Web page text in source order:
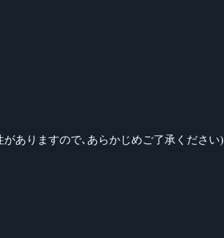
ありますので､あらかじめご了承ください)